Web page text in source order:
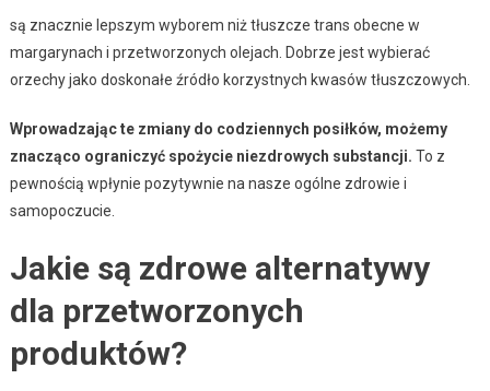
są znacznie lepszym wyborem niż tłuszcze trans obecne w
margarynach i przetworzonych olejach. Dobrze jest wybierać
orzechy jako doskonałe źródło korzystnych kwasów tłuszczowych.
Wprowadzając te zmiany do codziennych posiłków, możemy
znacząco ograniczyć spożycie niezdrowych substancji. To z
pewnością wpłynie pozytywnie na nasze ogólne zdrowie i
samopoczucie.
Jakie są zdrowe alternatywy
dla przetworzonych
produktów?